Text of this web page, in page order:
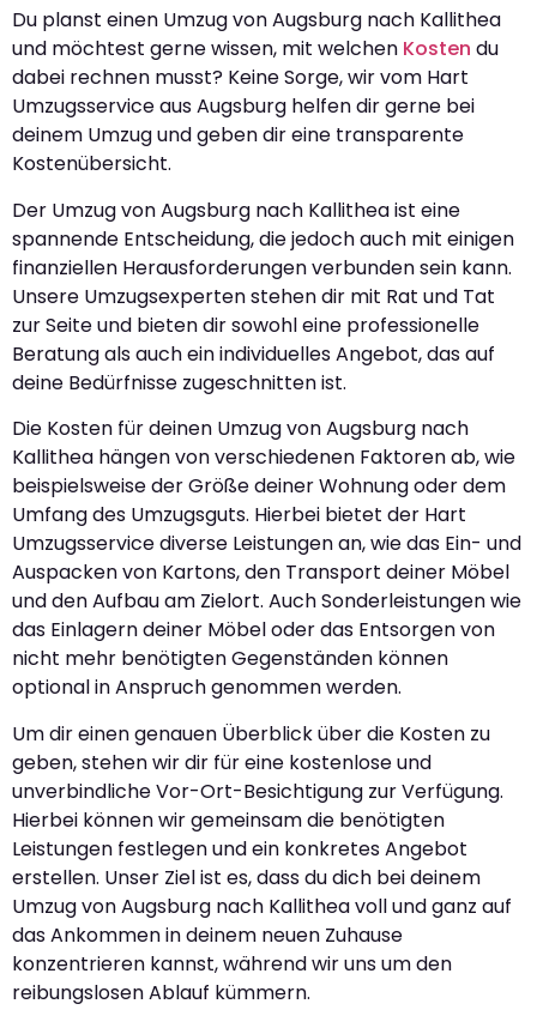
Du planst einen Umzug von Augsburg nach Kallithea
und möchtest gerne wissen, mit welchen Kosten du
dabei rechnen musst? Keine Sorge, wir vom Hart
Umzugsservice aus Augsburg helfen dir gerne bei
deinem Umzug und geben dir eine transparente
Kostenübersicht.
Der Umzug von Augsburg nach Kallithea ist eine
spannende Entscheidung, die jedoch auch mit einigen
finanziellen Herausforderungen verbunden sein kann.
Unsere Umzugsexperten stehen dir mit Rat und Tat
zur Seite und bieten dir sowohl eine professionelle
Beratung als auch ein individuelles Angebot, das auf
deine Bedürfnisse zugeschnitten ist.
Die Kosten für deinen Umzug von Augsburg nach
Kallithea hängen von verschiedenen Faktoren ab, wie
beispielsweise der Größe deiner Wohnung oder dem
Umfang des Umzugsguts. Hierbei bietet der Hart
Umzugsservice diverse Leistungen an, wie das Ein- und
Auspacken von Kartons, den Transport deiner Möbel
und den Aufbau am Zielort. Auch Sonderleistungen wie
das Einlagern deiner Möbel oder das Entsorgen von
nicht mehr benötigten Gegenständen können
optional in Anspruch genommen werden.
Um dir einen genauen Überblick über die Kosten zu
geben, stehen wir dir für eine kostenlose und
unverbindliche Vor-Ort-Besichtigung zur Verfügung.
Hierbei können wir gemeinsam die benötigten
Leistungen festlegen und ein konkretes Angebot
erstellen. Unser Ziel ist es, dass du dich bei deinem
Umzug von Augsburg nach Kallithea voll und ganz auf
das Ankommen in deinem neuen Zuhause
konzentrieren kannst, während wir uns um den
reibungslosen Ablauf kümmern.